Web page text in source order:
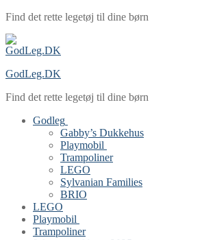
Spring
indhold
Menu
Luk
Find det rette legetøj til dine børn
GodLeg.DK
Find det rette legetøj til dine børn
Godleg
Gabby’s Dukkehus
Playmobil
Trampoliner
LEGO
Sylvanian Families
BRIO
LEGO
Playmobil
Trampoliner